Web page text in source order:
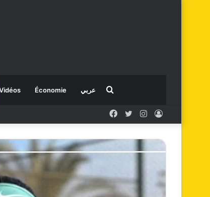
Économie عربي
Facebook
X InstagramConnexion